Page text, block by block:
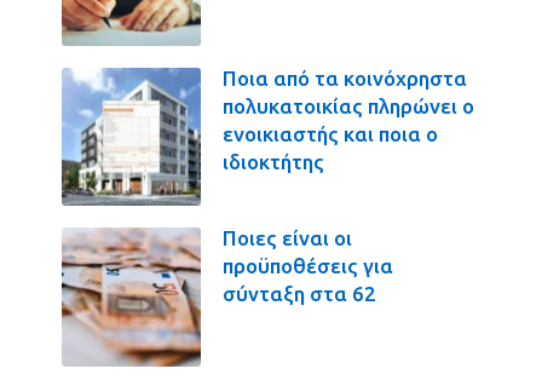
Ποια από τα κοινόχρηστα
πολυκατοικίας πληρώνει ο
ενοικιαστής και ποια ο
ιδιοκτήτης
Ποιες είναι οι
προϋποθέσεις για
σύνταξη στα 62